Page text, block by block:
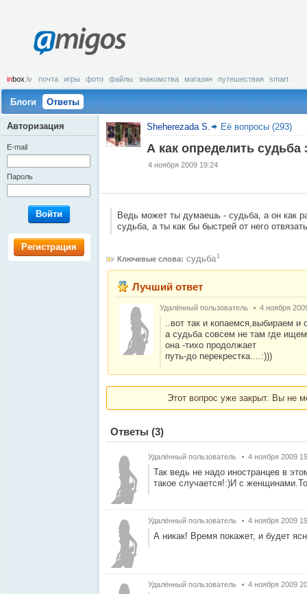
amigos
inbox .lv почта игры фото файлы знакомства магазин путешествия smart
Блоги Ответы
Sheherezada S. Её вопросы (293)
А как определить судьба
4 ноября 2009 19:24
Ведь может ты думаешь - судьба, а он как
судьба, а ты как бы быстрей от него
Ключевые слова: судьба1
Лучший ответ
Удалённый пользователь 4 ноября
..вот так и копаемся,выбираем и
а судьба совсем не там где
она -тихо продолжает
путь-до перекрестка....:)))
Этот вопрос уже закрыт. Вы не
Ответы (3)
Удалённый пользователь 4 ноября 2009
Так ведь не надо иностранцев в
такое случается!:)И с
Удалённый пользователь 4 ноября 2009
А никак! Время покажет, и будет
Удалённый пользователь 4 ноября 2009
Авторизация
E-mail
Пароль
Войти
Регистрация